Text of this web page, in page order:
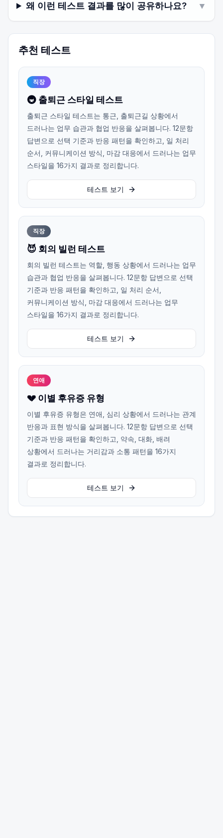
왜 이런 테스트 결과를 많이 공유하나요? ▼
추천 테스트
직장
🚇 출퇴근 스타일 테스트
출퇴근 스타일 테스트는 통근, 출퇴근길 상황에서
드러나는 업무 습관과 협업 반응을 살펴봅니다. 12문항
답변으로 선택 기준과 반응 패턴을 확인하고, 일 처리
순서, 커뮤니케이션 방식, 마감 대응에서 드러나는 업무
스타일을 16가지 결과로 정리합니다.
테스트 보기
직장
😈 회의 빌런 테스트
회의 빌런 테스트는 역할, 행동 상황에서 드러나는 업무
습관과 협업 반응을 살펴봅니다. 12문항 답변으로 선택
기준과 반응 패턴을 확인하고, 일 처리 순서,
커뮤니케이션 방식, 마감 대응에서 드러나는 업무
스타일을 16가지 결과로 정리합니다.
테스트 보기
연애
💔 이별 후유증 유형
이별 후유증 유형은 연애, 심리 상황에서 드러나는 관계
반응과 표현 방식을 살펴봅니다. 12문항 답변으로 선택
기준과 반응 패턴을 확인하고, 약속, 대화, 배려
상황에서 드러나는 거리감과 소통 패턴을 16가지
결과로 정리합니다.
테스트 보기